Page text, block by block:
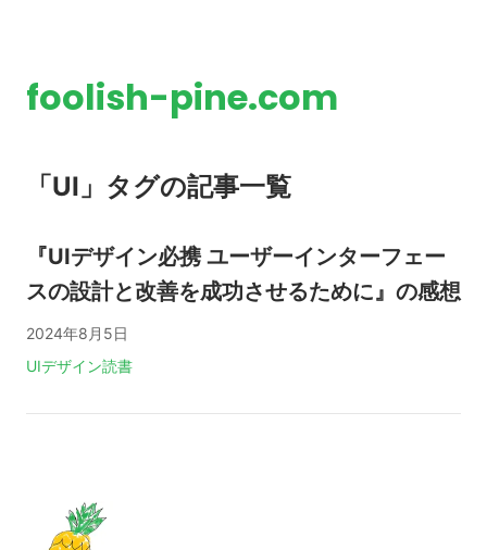
foolish-pine.com
「UI」タグの記事一覧
『UIデザイン必携 ユーザーインターフェー
スの設計と改善を成功させるために』の感想
2024年8月5日
タグ:
UIデザイン読書